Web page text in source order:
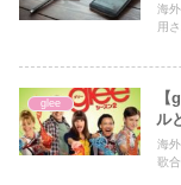
海
用
glee
ル
海
歌